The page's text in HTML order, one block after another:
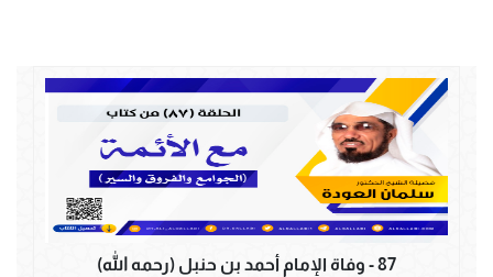
87 - وفاة الإمام أحمد بن حنبل (رحمه الله)